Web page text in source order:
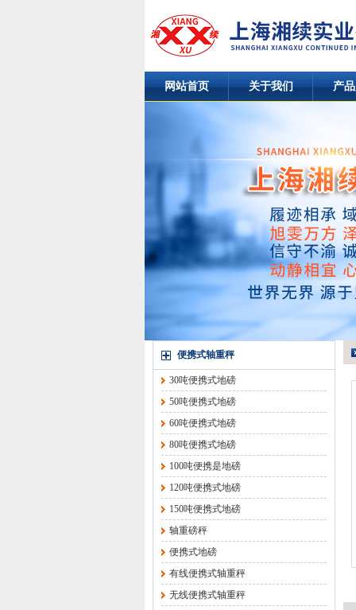
网站首页 关于我们 产
便携式轴重秤
30吨便携式地磅
50吨便携式地磅
60吨便携式地磅
80吨便携式地磅
100吨便携是地磅
120吨便携式地磅
150吨便携式地磅
轴重磅秤
便携式地磅
有线便携式轴重秤
无线便携式轴重秤